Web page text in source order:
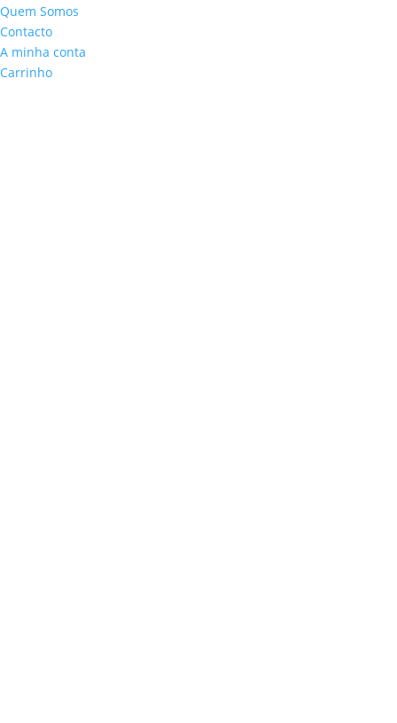
Quem Somos
Contacto
A minha conta
Carrinho